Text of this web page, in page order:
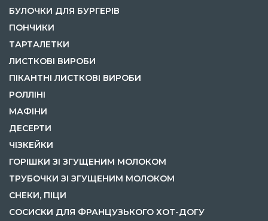
БУЛОЧКИ ДЛЯ БУРГЕРІВ
ПОНЧИКИ
ТАРТАЛЕТКИ
ЛИСТКОВІ ВИРОБИ
ПІКАНТНІ ЛИСТКОВІ ВИРОБИ
РОЛЛІНІ
МАФІНИ
ДЕСЕРТИ
ЧІЗКЕЙКИ
ГОРІШКИ ЗІ ЗГУЩЕНИМ МОЛОКОМ
ТРУБОЧКИ ЗІ ЗГУЩЕНИМ МОЛОКОМ
СНЕКИ, ПІЦИ
СОСИСКИ ДЛЯ ФРАНЦУЗЬКОГО ХОТ-ДОГУ